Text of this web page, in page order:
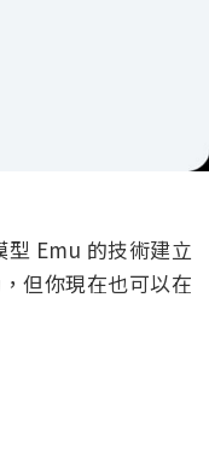
Emu 的技術建立
但你現在也可以在